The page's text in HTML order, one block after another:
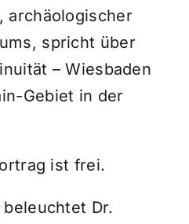
archäologischer
spricht über
– Wiesbaden
Gebiet in der
ist frei.
Dr.